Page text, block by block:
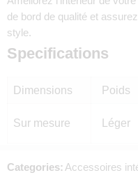
de bord de qualité et
style.
Specifications
Dimensions Poids
Sur mesure Léger
Categories: Accessoires